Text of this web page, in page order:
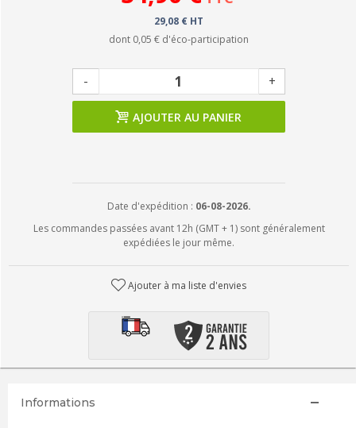
29,08 € HT
dont 0,05 € d'éco-participation
- +
AJOUTER AU PANIER
Date d'expédition : 06-08-2026.
Les commandes passées avant 12h (GMT + 1) sont généralement
expédiées le jour même.
Ajouter à ma liste d'envies
Informations